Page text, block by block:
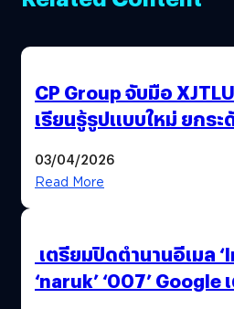
CP Group จับมือ
เรียนรู้รูปแบบใหม่ ยกร
03/04/2026
Read More
เตรียมปิดตำนานอีเมล
‘naruk’ ‘007’ Google